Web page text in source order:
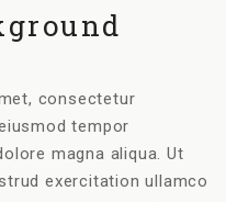
consectetur
tempor
magna aliqua. Ut
exercitation ullamco